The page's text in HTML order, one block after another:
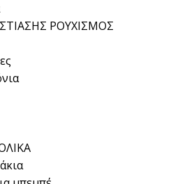
ΡΟΥΧΙΣΜΟΣ